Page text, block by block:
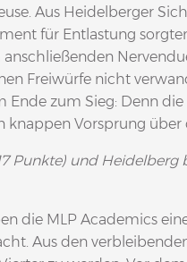
Aus Heidelberger
für Entlastung
Freiwürfe nicht
Ende zum Sieg: Denn
Vorsprung über
Punkte) und
die MLP Academics
Aus den